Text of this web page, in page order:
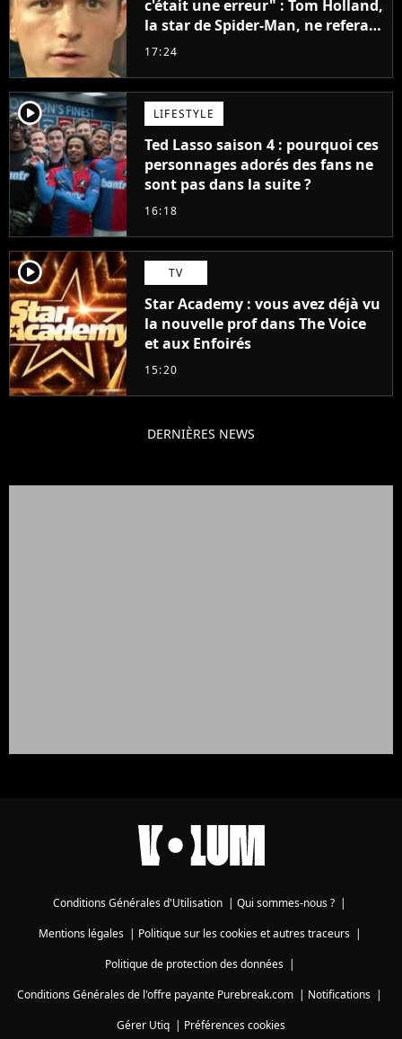
c'était une erreur" : Tom Holland,
la star de Spider-Man, ne referait
pas ce blockbuster
17:24
player2 LIFESTYLE
Ted Lasso saison 4 : pourquoi ces
personnages adorés des fans ne
sont pas dans la suite ?
16:18
player2 TV
Star Academy : vous avez déjà vu
la nouvelle prof dans The Voice
et aux Enfoirés
15:20
DERNIÈRES NEWS
Conditions Générales d'Utilisation | Qui sommes-nous ? |
Mentions légales| Politique sur les cookies et autres traceurs|
Politique de protection des données|
Conditions Générales de l'offre payante Purebreak.com | Notifications |
Gérer Utiq | Préférences cookies